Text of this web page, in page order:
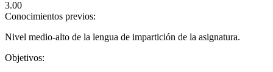
3.00
Conocimientos previos:
Nivel medio-alto de la lengua de impartición de la asignatura.
Objetivos: